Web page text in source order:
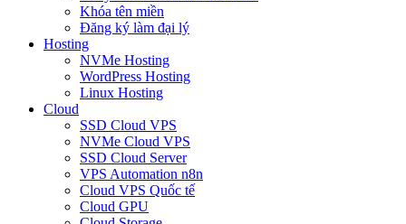
Khóa tên miền
Đăng ký làm đại lý
Hosting
NVMe Hosting
WordPress Hosting
Linux Hosting
Cloud
SSD Cloud VPS
NVMe Cloud VPS
SSD Cloud Server
VPS Automation n8n
Cloud VPS Quốc tế
Cloud GPU